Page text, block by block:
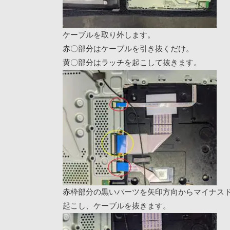
ケーブルを取り外します。
赤〇部分はケーブルを引き抜くだけ。
黄〇部分はラッチを起こして抜きます。
赤枠部分の黒いパーツを矢印方向からマイナス
起こし、ケーブルを抜きます。